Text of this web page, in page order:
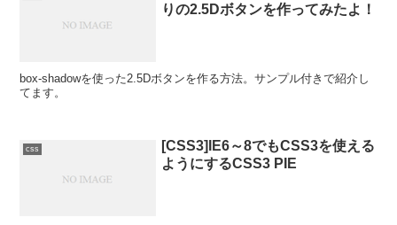
りの2.5Dボタンを作ってみたよ！
box-shadowを使った2.5Dボタンを作る方法。サンプル付きで紹介し
てます。
css
[CSS3]IE6～8でもCSS3を使える
ようにするCSS3 PIE